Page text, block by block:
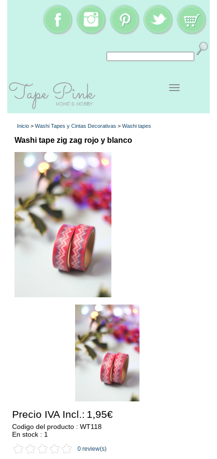
Inicio > Washi Tapes y Cintas Decorativas > Washi tapes
Washi tape zig zag rojo y blanco
Precio IVA Incl.: 1,95€
Codigo del producto : WT118
En stock : 1
0 review(s)